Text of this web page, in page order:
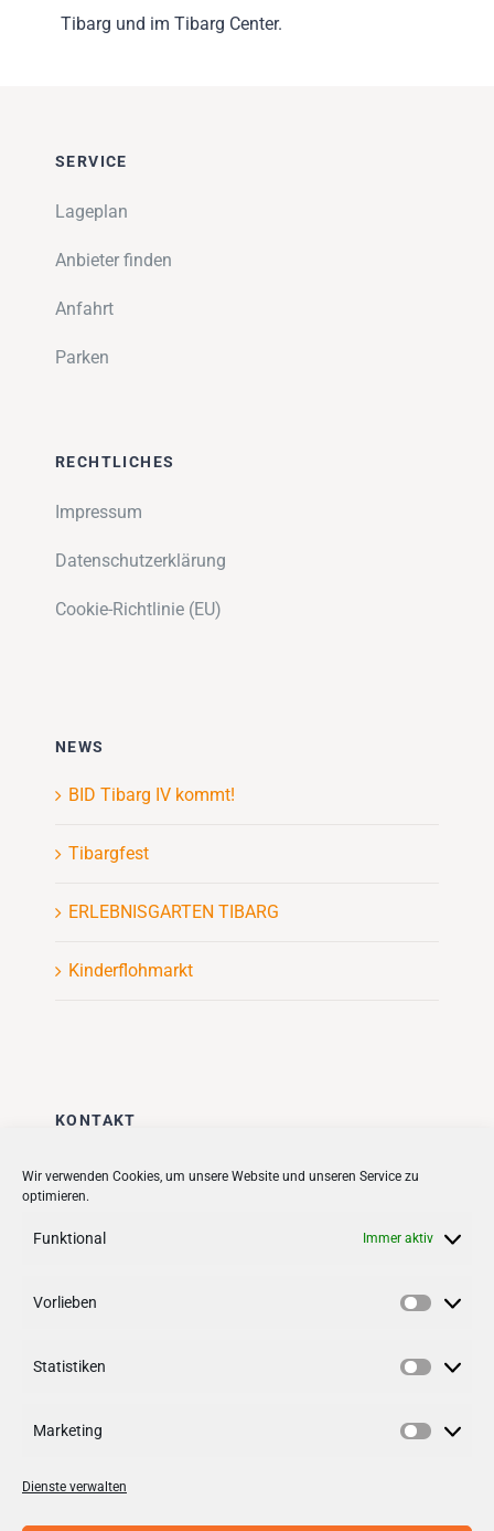
Wir verwenden Cookies, um unsere Website und unseren Service zu
optimieren.
Funktional Immer aktiv
Vorlieben
Statistiken
Marketing
Dienste verwalten
Tibarg und im Tibarg Center.
SERVICE
Lageplan
Anbieter finden
Anfahrt
Parken
RECHTLICHES
Impressum
Datenschutzerklärung
Cookie-Richtlinie (EU)
NEWS
BID Tibarg IV kommt!
Tibargfest
ERLEBNISGARTEN TIBARG
Kinderflohmarkt
KONTAKT
Stadt + Handel City- und
Quartiersmanagement
Follow us on